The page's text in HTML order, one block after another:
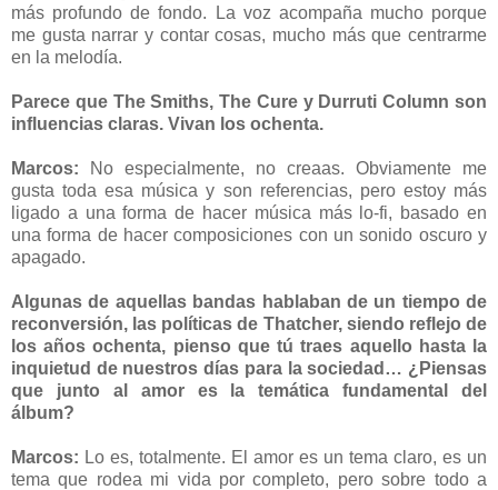
más profundo de fondo. La voz acompaña mucho porque
me gusta narrar y contar cosas, mucho más que centrarme
en la melodía.
Parece que The Smiths, The Cure y Durruti Column son
influencias claras. Vivan los ochenta.
Marcos: No especialmente, no creaas. Obviamente me
gusta toda esa música y son referencias, pero estoy más
ligado a una forma de hacer música más lo-fi, basado en
una forma de hacer composiciones con un sonido oscuro y
apagado.
Algunas de aquellas bandas hablaban de un tiempo de
reconversión, las políticas de Thatcher, siendo reflejo de
los años ochenta, pienso que tú traes aquello hasta la
inquietud de nuestros días para la sociedad… ¿Piensas
que junto al amor es la temática fundamental del
álbum?
Marcos: Lo es, totalmente. El amor es un tema claro, es un
tema que rodea mi vida por completo, pero sobre todo a